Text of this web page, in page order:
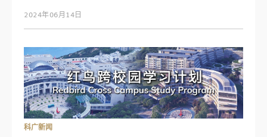
2024年06月14日
科广新闻